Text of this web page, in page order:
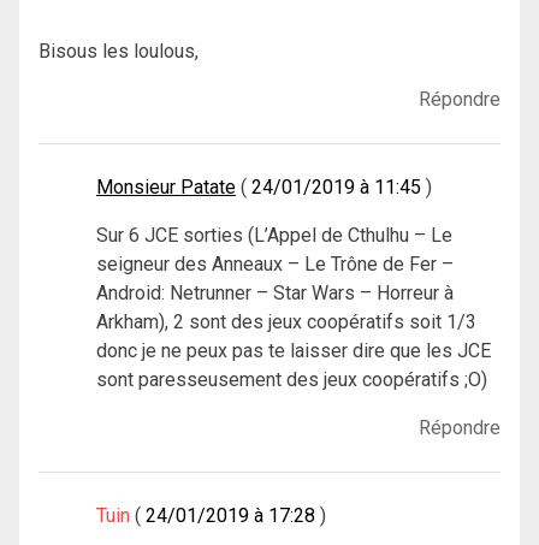
Bisous les loulous,
Répondre
Monsieur Patate 24/01/2019 à 11:45
Sur 6 JCE sorties (L’Appel de Cthulhu – Le
seigneur des Anneaux – Le Trône de Fer –
Android: Netrunner – Star Wars – Horreur à
Arkham), 2 sont des jeux coopératifs soit 1/3
donc je ne peux pas te laisser dire que les JCE
sont paresseusement des jeux coopératifs ;O)
Répondre
Tuin 24/01/2019 à 17:28